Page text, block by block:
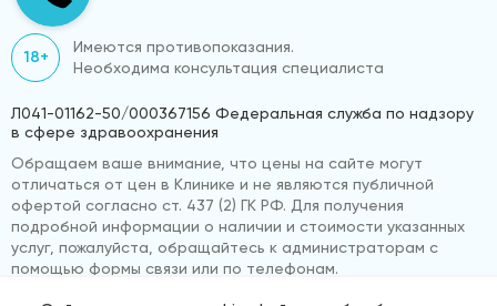
18+
Имеются противопоказания.
Необходима консультация специалиста
Л041-01162-50/000367156 Федеральная служба по надзору
в сфере здравоохранения
Обращаем ваше внимание, что цены на сайте могут
отличаться от цен в Клинике и не являются публичной
офертой согласно ст. 437 (2) ГК РФ. Для получения
подробной информации о наличии и стоимости указанных
услуг, пожалуйста, обращайтесь к администраторам с
помощью формы связи или по телефонам.